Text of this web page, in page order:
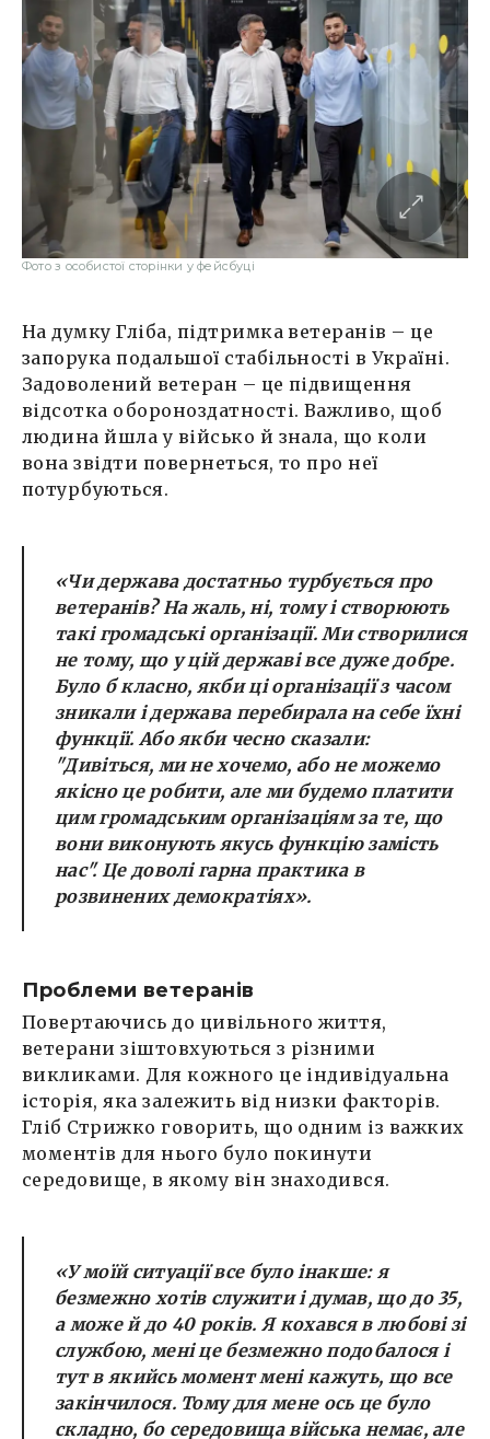
Фото з особистої сторінки у фейсбуці
На думку Гліба, підтримка ветеранів – це
запорука подальшої стабільності в Україні.
Задоволений ветеран – це підвищення
відсотка обороноздатності. Важливо, щоб
людина йшла у військо й знала, що коли
вона звідти повернеться, то про неї
потурбуються.
«Чи держава достатньо турбується про
ветеранів? На жаль, ні, тому і створюють
такі громадські організації. Ми створилися
не тому, що у цій державі все дуже добре.
Було б класно, якби ці організації з часом
зникали і держава перебирала на себе їхні
функції. Або якби чесно сказали:
"Дивіться, ми не хочемо, або не можемо
якісно це робити, але ми будемо платити
цим громадським організаціям за те, що
вони виконують якусь функцію замість
нас". Це доволі гарна практика в
розвинених демократіях».
Проблеми ветеранів
Повертаючись до цивільного життя,
ветерани зіштовхуються з різними
викликами. Для кожного це індивідуальна
історія, яка залежить від низки факторів.
Гліб Стрижко говорить, що одним із важких
моментів для нього було покинути
середовище, в якому він знаходився.
«У моїй ситуації все було інакше: я
безмежно хотів служити і думав, що до 35,
а може й до 40 років. Я кохався в любові зі
службою, мені це безмежно подобалося і
тут в якийсь момент мені кажуть, що все
закінчилося. Тому для мене ось це було
складно, бо середовища війська немає, але